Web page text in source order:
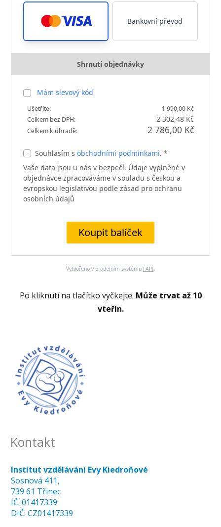
Bankovní převod
Shrnutí objednávky
Mám slevový kód
Ušetříte:
1 990,00 Kč
Celkem bez DPH:
2 302,48 Kč
Celkem k úhradě: 2 786,00 Kč
Souhlasím sobchodními podmínkami. *
Vaše data jsou u nás v bezpečí. Údaje vyplněné v
objednávce zpracováváme v souladu s českou a
evropskou legislativou podle zásad pro ochranu
osobních údajů
Koupit balíček
Vytvořeno v prodejním systému FAPI
Po kliknutí na tlačítko vyčkejte. Může trvat až 10
vteřin.
Kontakt
Institut vzdělávání Evy Kiedroňové
Sosnová 411,
739 61 Třinec
IČ: 01417339
DIČ: CZ01417339